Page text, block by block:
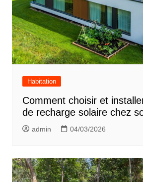
Habitation
Comment choisir et
de recharge solaire chez
admin 04/03/2026